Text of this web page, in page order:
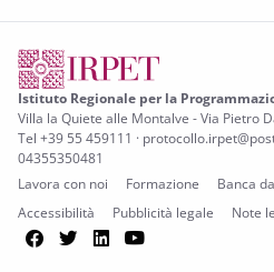
Istituto Regionale per la
Villa la Quiete alle Montalve - Via Pietro
Tel +39 55 459111 ·
04355350481
Lavora con noi
Formazione
Banca
Accessibilità
Pubblicità legale Note
Facebook
TwitterLinkedIn